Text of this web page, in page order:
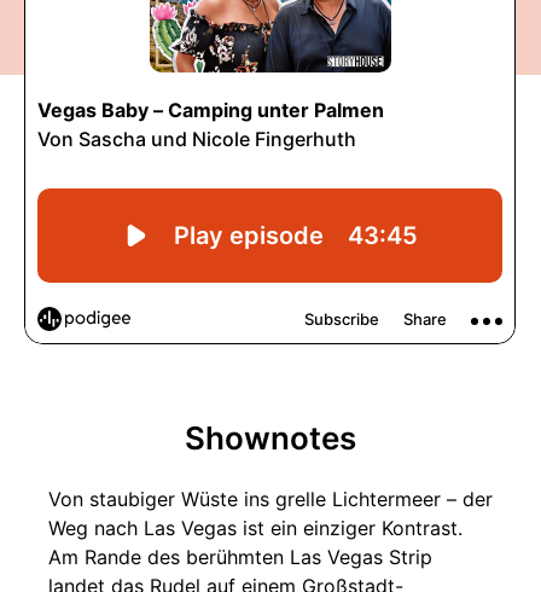
Shownotes
Von staubiger Wüste ins grelle Lichtermeer – der
Weg nach Las Vegas ist ein einziger Kontrast.
Am Rande des berühmten Las Vegas Strip
landet das Rudel auf einem Großstadt-